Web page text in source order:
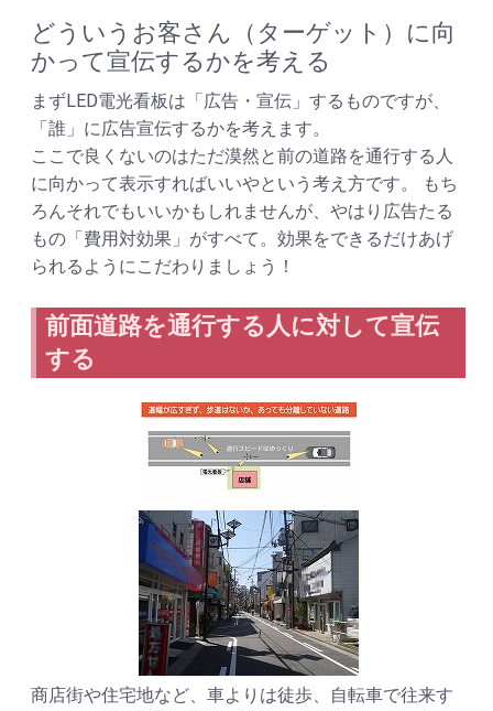
どういうお客さん（ターゲット）に向
かって宣伝するかを考える
まずLED電光看板は「広告・宣伝」するものですが、
「誰」に広告宣伝するかを考えます。
ここで良くないのはただ漠然と前の道路を通行する人
に向かって表示すればいいやという考え方です。 もち
ろんそれでもいいかもしれませんが、やはり広告たる
もの「費用対効果」がすべて。効果をできるだけあげ
られるようにこだわりましょう！
前面道路を通行する人に対して宣伝
する
商店街や住宅地など、車よりは徒歩、自転車で往来す